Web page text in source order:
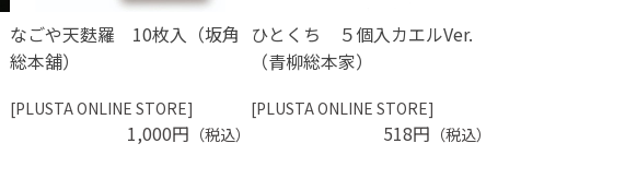
なごや天麩羅 10枚入（坂角
総本舖）
[PLUSTA ONLINE STORE]
1,000円 （税込）
ひとくち ５個入カエルVer.
（青柳総本家）
[PLUSTA ONLINE STORE]
518円 （税込）